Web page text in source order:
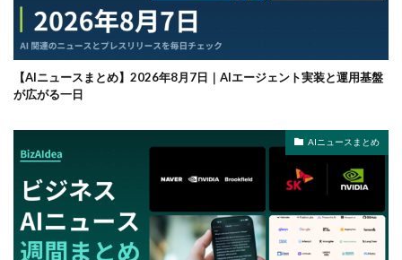
【AIニュースまとめ】2026年8月7日｜AIエージェント実装と運用基盤
が広がる一日
AIニュースまとめ